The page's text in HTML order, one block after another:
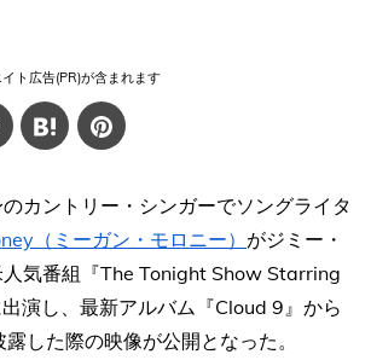
ト広告(PR)が含まれます
カントリー・シンガーでソングライタ
（ミーガン・モロニー） がジミー・
気番組『The Tonight Show Starring
演し、最新アルバム『Cloud 9』から
露した際の映像が公開となった。